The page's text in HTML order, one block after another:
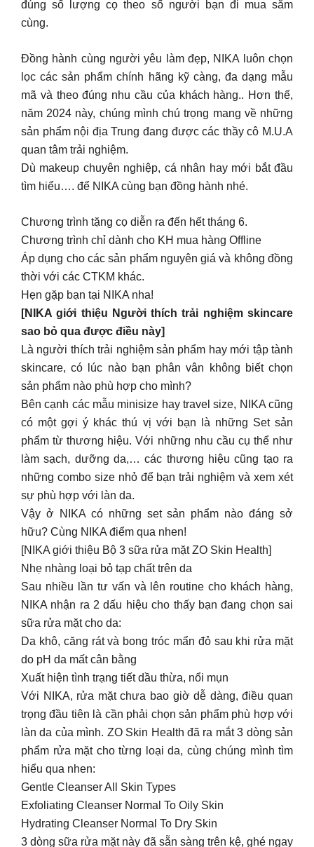
mã và theo đúng nhu cầu của khách hàng.. Hơn thế,
năm 2024 này, chúng mình chú trọng mang về những
quan tâm trải nghiệm.
Dù makeup chuyên nghiệp, cá nhân hay mới bắt đầu
tìm hiểu…. để NIKA cùng bạn đồng hành nhé.
Chương trình tặng cọ diễn ra đến hết tháng 6.
Chương trình chỉ dành cho KH mua hàng Offline
Áp dụng cho các sản phẩm nguyên giá và không đồng
thời với các CTKM khác.
[NIKA giới thiệu Người thích trải nghiệm skincare
sao bỏ qua được điều này]
Là người thích trải nghiệm sản phẩm hay mới tập tành
skincare, có lúc nào bạn phân vân không biết chọn
sản phẩm nào phù hợp cho mình?
Bên cạnh các mẫu minisize hay travel size, NIKA cũng
có một gợi ý khác thú vị với bạn là những Set sản
phẩm từ thương hiệu. Với những nhu cầu cụ thể như
làm sạch, dưỡng da,… các thương hiệu cũng tạo ra
những combo size nhỏ để bạn trải nghiệm và xem xét
sự phù hợp với làn da.
Vậy ở NIKA có những set sản phẩm nào đáng sở
hữu? Cùng NIKA điểm qua nhen!
[NIKA giới thiệu Bộ 3 sữa rửa mặt ZO Skin Health]
Nhẹ nhàng loại bỏ tạp chất trên da
Sau nhiều lần tư vấn và lên routine cho khách hàng,
NIKA nhận ra 2 dấu hiệu cho thấy bạn đang chọn sai
sữa rửa mặt cho da:
Da khô, căng rát và bong tróc mẩn đỏ sau khi rửa mặt
do pH da mất cân bằng
Xuất hiện tình trạng tiết dầu thừa, nổi mụn
Với NIKA, rửa mặt chưa bao giờ dễ dàng, điều quan
trọng đầu tiên là cần phải chọn sản phẩm phù hợp với
làn da của mình. ZO Skin Health đã ra mắt 3 dòng sản
phẩm rửa mặt cho từng loại da, cùng chúng mình tìm
hiểu qua nhen:
Gentle Cleanser All Skin Types
Exfoliating Cleanser Normal To Oily Skin
Hydrating Cleanser Normal To Dry Skin
3 dòng sữa rửa mặt này đã sẵn sàng trên kệ, ghé ngay
62 Trần Tống hoặc inbox, NIKA sẵn sàng tư vấn cho
bạn rồi đó.
[NIKA giới thiệu Serum hỗ trợ làm mờ nám]
Bên cạnh những vấn đề về m.ụ.n, NIKA còn nhận
được rất nhiều quan tâm từ khách hàng về tình trạng